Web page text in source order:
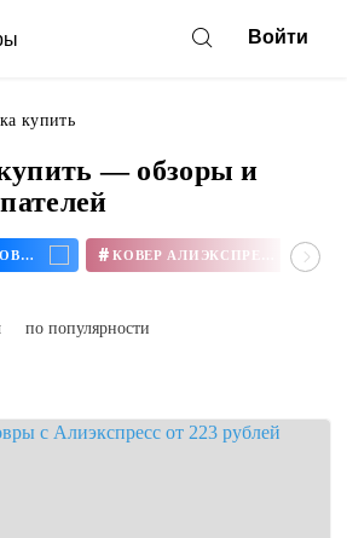
Войти
купить
— обзоры и
МАРОККАНСКИЕ КОВРЫ #
по популярности